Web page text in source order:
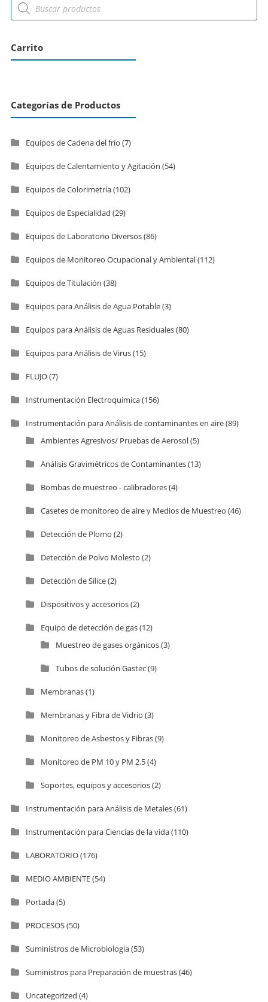
Carrito
Categorías de Productos
Equipos de Cadena del frío (7)
Equipos de Calentamiento y Agitación (54)
Equipos de Colorimetría(102)
Equipos de Especialidad (29)
Equipos de Laboratorio Diversos(86)
Equipos de Monitoreo Ocupacional y Ambiental(112)
Equipos de Titulación (38)
Equipos para Análisis de Agua Potable(3)
Equipos para Análisis de Aguas Residuales(80)
Equipos para Análisis de Virus(15)
FLUJO(7)
Instrumentación Electroquímica(156)
Instrumentación para Análisis de contaminantes en aire(89)
Ambientes Agresivos/ Pruebas de Aerosol(5)
Análisis Gravimétricos de Contaminantes(13)
Bombas de muestreo - calibradores(4)
Casetes de monitoreo de aire y Medios de Muestreo (46)
Detección de Plomo (2)
Detección de Polvo Molesto (2)
Detección de Sílice(2)
Dispositivos y accesorios(2)
Equipo de detección de gas(12)
Muestreo de gases orgánicos(3)
Tubos de solución Gastec(9)
Membranas(1)
Membranas y Fibra de Vidrio (3)
Monitoreo de Asbestos y Fibras(9)
Monitoreo de PM 10 y PM 2.5(4)
Soportes, equipos y accesorios(2)
Instrumentación para Análisis de Metales(61)
Instrumentación para Ciencias de la vida(110)
LABORATORIO(176)
MEDIO AMBIENTE(54)
Portada(5)
PROCESOS(50)
Suministros de Microbiología(53)
Suministros para Preparación de muestras(46)
Uncategorized (4)